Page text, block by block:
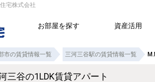
宅株式会社
お部屋を探す 資産活用
市の賃貸情報一覧 三河三谷駅の賃貸情報一覧
三谷の1LDK賃貸アパート